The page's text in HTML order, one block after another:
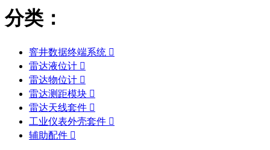
分类：
窨井数据终端系统 
雷达液位计 
雷达物位计 
雷达测距模块 
雷达天线套件 
工业仪表外壳套件 
辅助配件 